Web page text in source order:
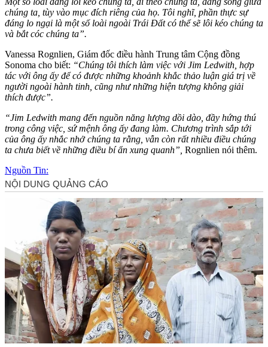
chúng ta, tùy vào mục đích riêng của họ. Tôi nghĩ, phần thực sự
đáng lo ngại là một số loài ngoài Trái Đất có thể sẽ lôi kéo chúng ta
và bắt cóc chúng ta”.
Vanessa Rognlien, Giám đốc điều hành Trung tâm Cộng đồng
Sonoma cho biết: “Chúng tôi thích làm việc với Jim Ledwith, hợp
tác với ông ấy để có được những khoảnh khắc thảo luận giá trị về
người ngoài hành tinh, cũng như những hiện tượng không giải
thích được”.
“Jim Ledwith mang đến nguồn năng lượng dồi dào, đầy hứng thú
trong công việc, sứ mệnh ông ấy đang làm. Chương trình sắp tới
của ông ấy nhắc nhở chúng ta rằng, vẫn còn rất nhiều điều chúng
ta chưa biết về những điều bí ẩn xung quanh”, Rognlien nói thêm.
Nguồn Tin: